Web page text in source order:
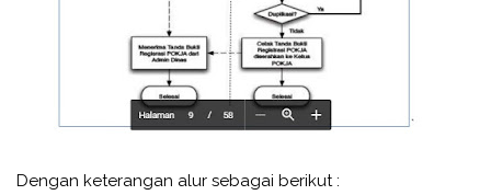
Dengan keterangan alur sebagai berikut :